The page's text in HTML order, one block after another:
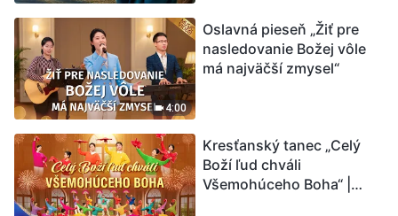
4:00
Oslavná pieseň „Žiť pre
nasledovanie Božej vôle
má najväčší zmysel“
Kresťanský tanec „Celý
Boží ľud chváli
Všemohúceho Boha“ |